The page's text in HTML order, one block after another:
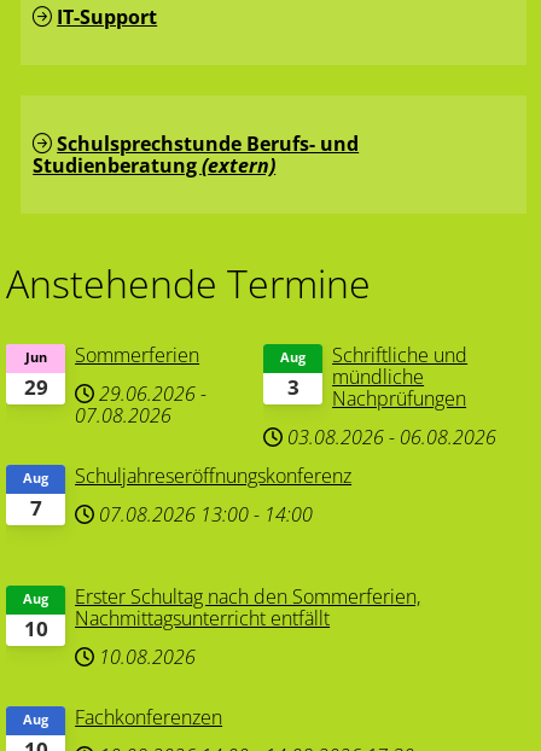
IT-Support
Schulsprechstunde Berufs- und
Studienberatung(extern)
Anstehende Termine
29
Jun
Sommerferien
29.06.2026-
07.08.2026
3
Aug
Schriftliche und
mündliche
Nachprüfungen
03.08.2026- 06.08.2026
7
Aug
Schuljahreseröffnungskonferenz
07.08.2026 13:00- 14:00
10
Aug
Erster Schultag nach den Sommerferien,
Nachmittagsunterricht entfällt
10.08.2026
Aug
Fachkonferenzen